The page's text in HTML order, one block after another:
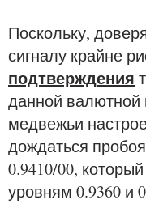
Поскольку,
сигналу крайне
подтверждения
данной валютной
медвежьи
дождаться
0.9410/00,
уровням 0.9360 и